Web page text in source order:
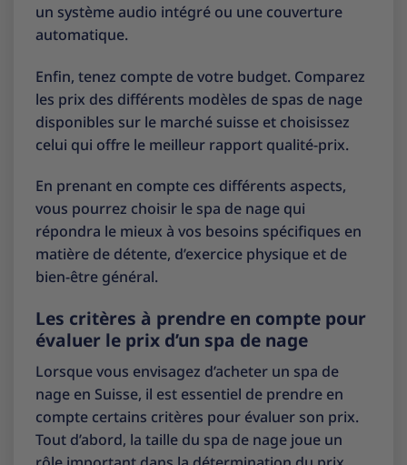
un système audio intégré ou une couverture
automatique.
Enfin, tenez compte de votre budget. Comparez
les prix des différents modèles de spas de nage
disponibles sur le marché suisse et choisissez
celui qui offre le meilleur rapport qualité-prix.
En prenant en compte ces différents aspects,
vous pourrez choisir le spa de nage qui
répondra le mieux à vos besoins spécifiques en
matière de détente, d’exercice physique et de
bien-être général.
Les critères à prendre en compte pour
évaluer le prix d’un spa de nage
Lorsque vous envisagez d’acheter un spa de
nage en Suisse, il est essentiel de prendre en
compte certains critères pour évaluer son prix.
Tout d’abord, la taille du spa de nage joue un